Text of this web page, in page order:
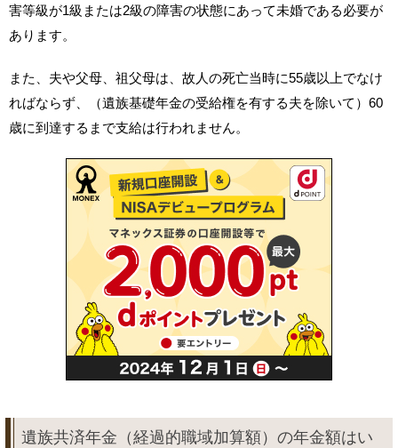
害等級が1級または2級の障害の状態にあって未婚である必要が
あります。
また、夫や父母、祖父母は、故人の死亡当時に55歳以上でなけ
ればならず、（遺族基礎年金の受給権を有する夫を除いて）60
歳に到達するまで支給は行われません。
遺族共済年金（経過的職域加算額）の年金額はい